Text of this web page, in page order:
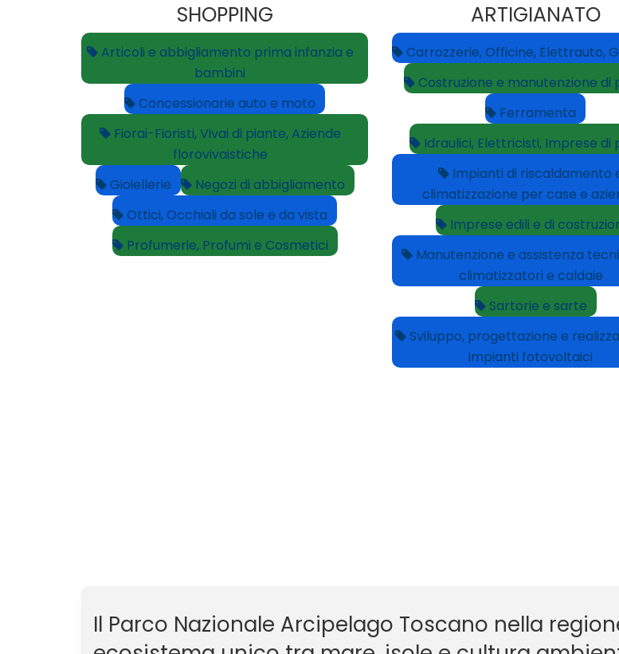
SHOPPING
Articoli e abbigliamento prima infanzia e
bambini
Concessionarie auto e moto
Fiorai-Fioristi, Vivai di piante, Aziende
florovivaistiche
Gioiellerie
Negozi di abbigliamento
Ottici, Occhiali da sole e da vista
Profumerie, Profumi e Cosmetici
ARTIGIANATO
Carrozzerie, Officine, Elettrauto,
Costruzione e manutenzione di
Ferramenta
Idraulici, Elettricisti, Imprese di
Impianti di riscaldamento
climatizzazione per case e
Imprese edili e di
Manutenzione e assistenza
climatizzatori e caldaie
Sartorie e sarte
Sviluppo, progettazione e
impianti fotovoltaici
Il Parco Nazionale Arcipelago Toscano nella